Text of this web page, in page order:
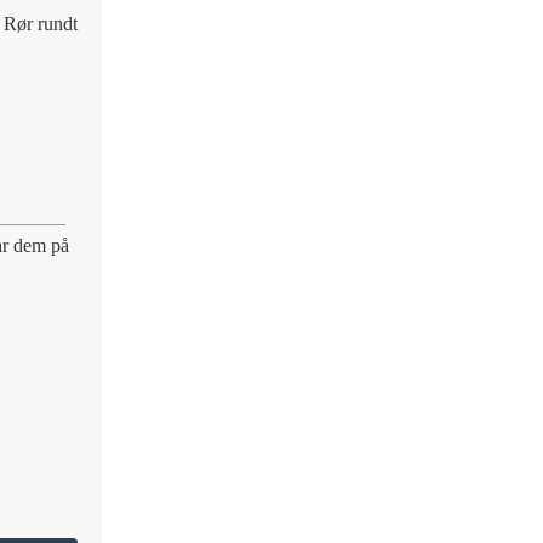
rundt
dem på